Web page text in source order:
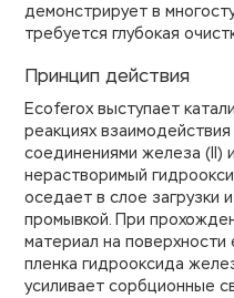
демонстрирует в
требуется глубокая
Принцип действия
Ecoferox выступает
реакциях
соединениями железа (II)
нерастворимый
оседает в слое загрузки
промывкой. При
материал на поверхности
пленка гидрооксида
усиливает сорбционные